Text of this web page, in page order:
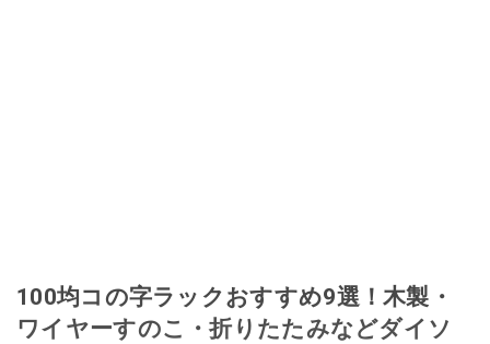
100均コの字ラックおすすめ9選！木製・
ワイヤーすのこ・折りたたみなどダイソ